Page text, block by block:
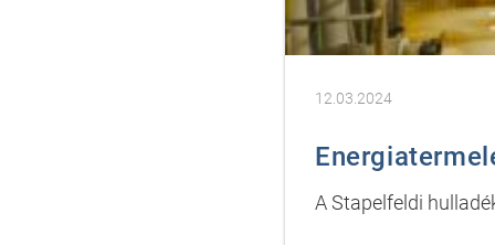
12.03.2024
A Stapelfeldi